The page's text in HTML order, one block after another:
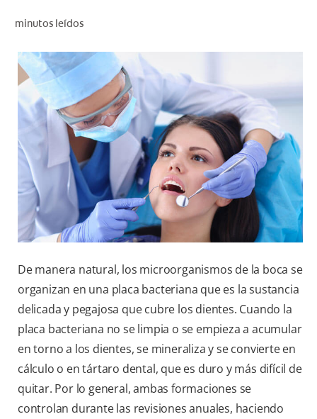
PROMOCIONES
NI (ES)
SUSCRÍBASE
minutos leídos
De manera natural, los microorganismos de la boca se
organizan en una placa bacteriana que es la sustancia
delicada y pegajosa que cubre los dientes. Cuando la
placa bacteriana no se limpia o se empieza a acumular
en torno a los dientes, se mineraliza y se convierte en
cálculo o en tártaro dental, que es duro y más difícil de
quitar. Por lo general, ambas formaciones se
controlan durante las revisiones anuales, haciendo